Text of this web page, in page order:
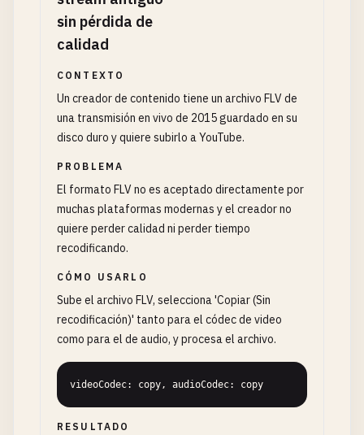
sin pérdida de
calidad
CONTEXTO
Un creador de contenido tiene un archivo FLV de
una transmisión en vivo de 2015 guardado en su
disco duro y quiere subirlo a YouTube.
PROBLEMA
El formato FLV no es aceptado directamente por
muchas plataformas modernas y el creador no
quiere perder calidad ni perder tiempo
recodificando.
CÓMO USARLO
Sube el archivo FLV, selecciona 'Copiar (Sin
recodificación)' tanto para el códec de video
como para el de audio, y procesa el archivo.
videoCodec: copy, audioCodec: copy
RESULTADO